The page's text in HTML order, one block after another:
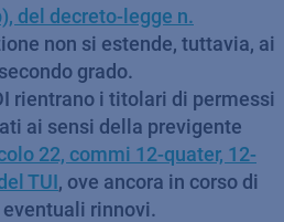
del decreto-legge n.
non si estende, tuttavia, ai
grado.
rientrano i titolari di permessi
ai sensi della previgente
22, commi 12-quater, 12-
TUI, ove ancora in corso di
rinnovi.